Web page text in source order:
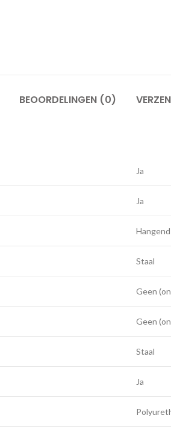
BEOORDELINGEN (0)
Ja
Ja
Hangend
Staal
Geen
Geen
Staal
Ja